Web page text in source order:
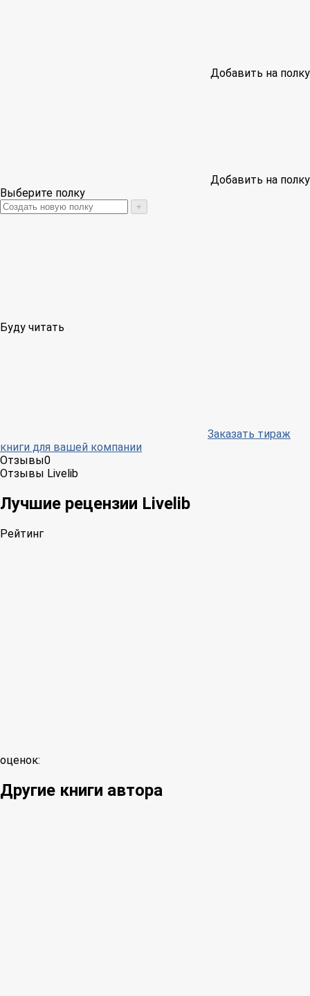
Добавить на полку
Добавить на полку
Выберите полку
+
Буду читать
Заказать тираж
книги для вашей компании
Отзывы0
Отзывы Livelib
Лучшие рецензии Livelib
Рейтинг
оценок:
Другие книги автора